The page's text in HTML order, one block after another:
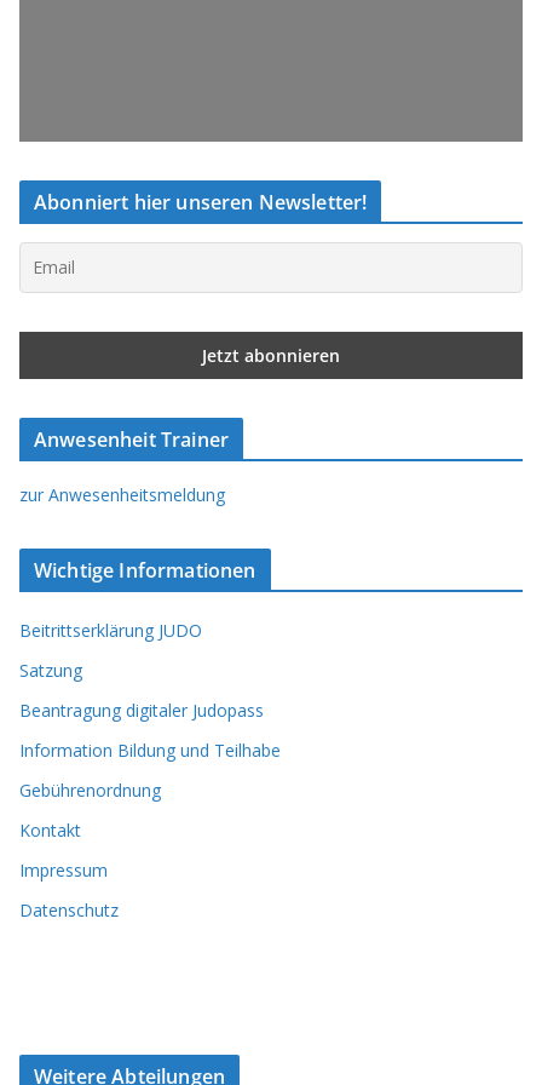
Abonniert hier unseren Newsletter!
Anwesenheit Trainer
zur Anwesenheitsmeldung
Wichtige Informationen
Beitrittserklärung JUDO
Satzung
Beantragung digitaler Judopass
Information Bildung und Teilhabe
Gebührenordnung
Kontakt
Impressum
Datenschutz
Weitere Abteilungen